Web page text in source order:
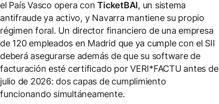
el País Vasco opera conTicketBAI, un sistema
antifraude ya activo, y Navarra mantiene su propio
régimen foral. Un director financiero de una empresa
de 120 empleados en Madrid que ya cumple con el SII
deberá asegurarse además de que su software de
facturación esté certificado por VERI*FACTU antes de
julio de 2026: dos capas de cumplimiento
funcionando simultáneamente.